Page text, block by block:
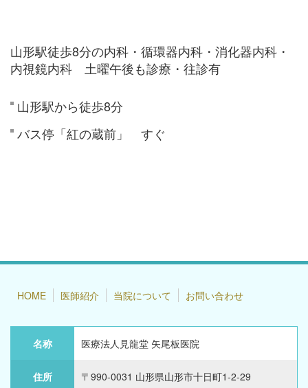
山形駅徒歩8分の内科・循環器内科・消化器内科・
内視鏡内科 土曜午後も診療・往診有
山形駅から徒歩8分
バス停「紅の蔵前」 すぐ
HOME 医師紹介 当院について お問い合わせ
名称 医療法人見龍堂 矢尾板医院
住所 〒990-0031 山形県山形市十日町1-2-29